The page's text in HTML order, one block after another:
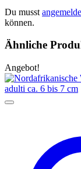
Du musst
können.
Ähnliche
Angebot!